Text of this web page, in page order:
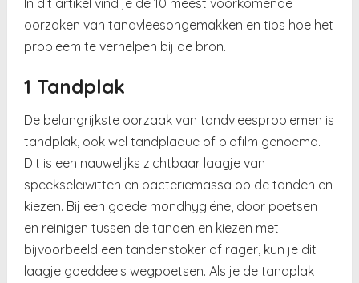
oorzaken van tandvleesongemakken en tips hoe het
probleem te verhelpen bij de bron.
1 Tandplak
De belangrijkste oorzaak van tandvleesproblemen is
tandplak, ook wel tandplaque of biofilm genoemd.
Dit is een nauwelijks zichtbaar laagje van
speekseleiwitten en bacteriemassa op de tanden en
kiezen. Bij een goede mondhygiëne, door poetsen
en reinigen tussen de tanden en kiezen met
bijvoorbeeld een tandenstoker of rager, kun je dit
laagje goeddeels wegpoetsen. Als je de tandplak